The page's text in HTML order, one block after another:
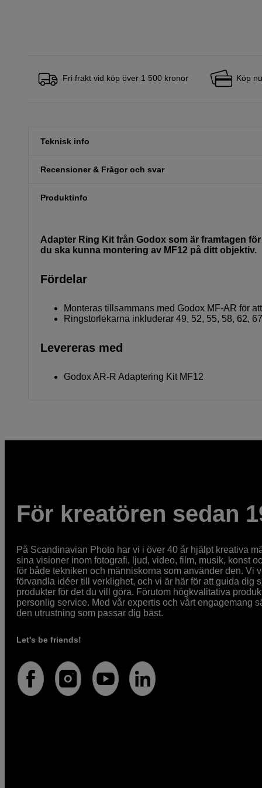
Fri frakt vid köp över 1 500 kronor Köp
Teknisk info
Recensioner & Frågor och svar
Produktinfo
Adapter Ring Kit från Godox som är framtagen
du ska kunna montering av MF12 på ditt objektiv.
Fördelar
Monteras tillsammans med Godox MF-AR för
Ringstorlekarna inkluderar 49, 52, 55, 58, 62,
Levereras med
Godox AR-R Adaptering Kit MF12
För kreatören sedan
På Scandinavian Photo har vi i över 40 år hjälpt kreativa
sina visioner inom fotografi, ljud, video, film, musik, konst
för både tekniken och människorna som använder den. Vi
förvandla idéer till verklighet, och vi är här för att guida dig
produkter för det du vill göra. Förutom högkvalitativa
personlig service. Med vår expertis och vårt engagemang
den utrustning som passar dig bäst.
Let's be friends!